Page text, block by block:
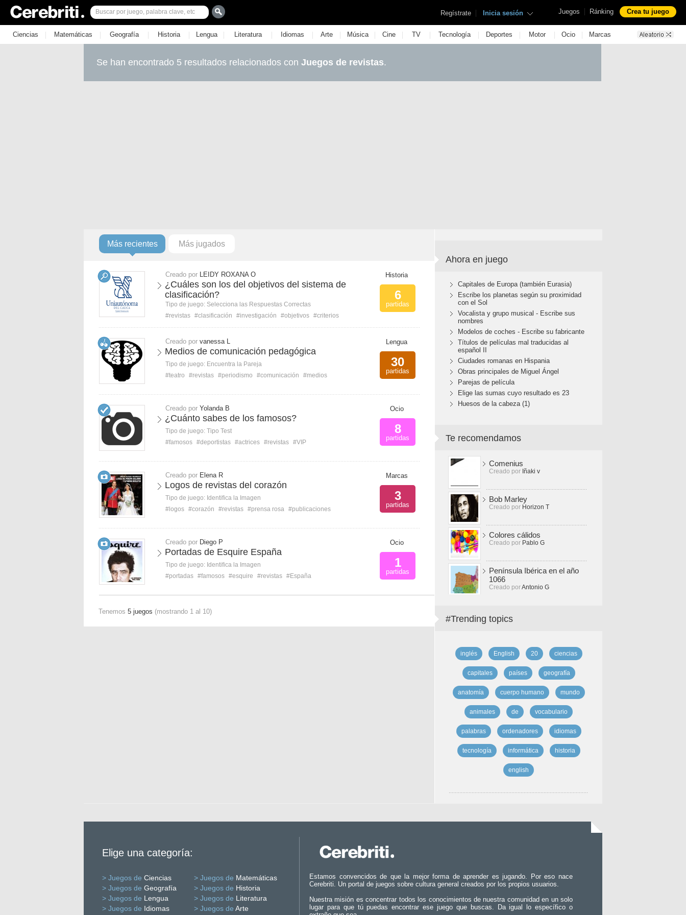
Juegos | Ránking Crea tu juego
Regístrate | Inicia sesión
Ciencias | Matemáticas | Geografía | Historia | Lengua | Literatura | Idiomas | Arte | Música | Cine | TV | Tecnología | Deportes | Motor | Ocio | Marcas
Se han encontrado 5 resultados relacionados con Juegos de revistas.
Más recientes Más jugados
Creado por LEIDY ROXANA O
¿Cuáles son los del objetivos del sistema de
clasificación?
Tipo de juego: Selecciona las Respuestas Correctas
#revistas #clasificación #investigación #objetivos #criterios
Historia
6
partidas
Creado por vanessa L
Medios de comunicación pedagógica
Tipo de juego: Encuentra la Pareja
#teatro
#revistas #periodismo #comunicación #medios
Lengua
30
partidas
Creado por Yolanda B
¿Cuánto sabes de los famosos?
Tipo de juego: Tipo Test
#famosos #deportistas #actrices #revistas #VIP
Ocio
8
partidas
Creado por Elena R
Logos de revistas del corazón
Tipo de juego: Identifica la Imagen
#logos #corazón #revistas #prensa rosa #publicaciones
Marcas
3
partidas
Creado por Diego P
Portadas de Esquire España
Tipo de juego: Identifica la Imagen
#portadas #famosos #esquire #revistas #España
Ocio
1
partidas
Tenemos 5 juegos (mostrando 1 al 10)
Ahora en juego
Capitales de Europa (también Eurasia)
Escribe los planetas según su proximidad
con el Sol
Vocalista y grupo musical - Escribe sus
nombres
Modelos de coches - Escribe su fabricante
Títulos de películas mal traducidas al
español II
Ciudades romanas en Hispania
Obras principales de Miguel Ángel
Parejas de película
Elige las sumas cuyo resultado es 23
Huesos de la cabeza (1)
Te recomendamos
Comenius
Creado por Iñaki v
Bob Marley
Creado por Horizon T
Colores cálidos
Creado por Pablo G
Península Ibérica en el año
1066
Creado porAntonio G
#Trending topics
inglés English 20 ciencias
capitales países geografía
anatomía cuerpo humano mundo
animales de vocabulario
palabras ordenadores idiomas
tecnología informática historia
english
Elige una categoría:
> Juegos de Ciencias > Juegos de Matemáticas
> Juegos de Geografía > Juegos de Historia
> Juegos de Lengua > Juegos de Literatura
> Juegos de Idiomas > Juegos de Arte
Estamos convencidos de que la mejor forma de aprender es jugando. Por eso nace
Cerebriti. Un portal de juegos sobre cultura general creados por los propios usuarios.
Nuestra misión es concentrar todos los conocimientos de nuestra comunidad en un solo
lugar para que tú puedas encontrar ese juego que buscas. Da igual lo específico o